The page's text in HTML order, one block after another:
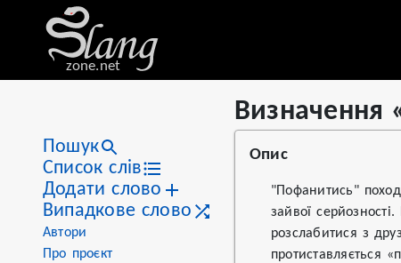
zone.net
Пошук
Список слів
Додати слово
Випадкове слово
Автори
Про проєкт
Визначення
Визначення
Stat
Value
Views
3
Definitions
First seen
2026
Опис
"Пофанитись"
зайвої
розслабитися з
протиставляється